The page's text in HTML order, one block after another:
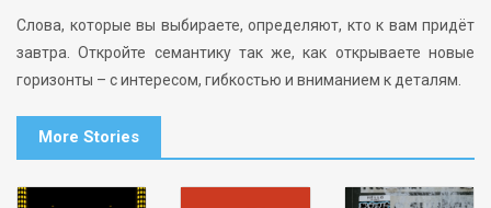
Слова, которые вы выбираете, определяют, кто к вам придёт
завтра. Откройте семантику так же, как открываете новые
горизонты – с интересом, гибкостью и вниманием к деталям.
More Stories